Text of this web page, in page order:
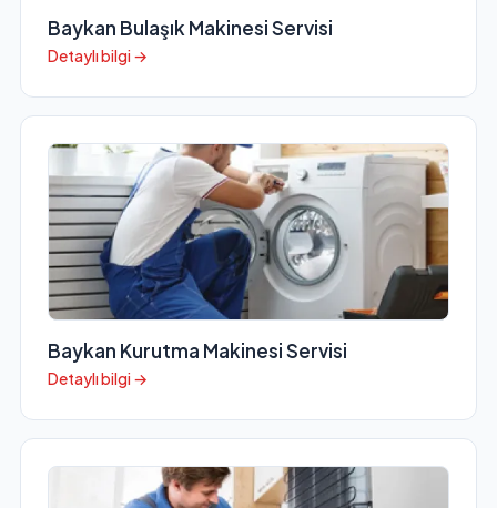
Baykan Bulaşık Makinesi Servisi
Detaylı bilgi →
Baykan Kurutma Makinesi Servisi
Detaylı bilgi →